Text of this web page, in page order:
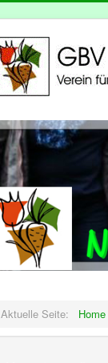
Aktuelle Seite: Home